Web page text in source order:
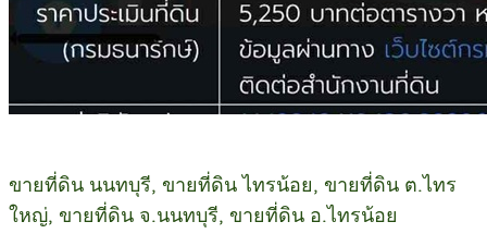
ขายที่ดิน นนทบุรี, ขายที่ดิน ไทรน้อย, ขายที่ดิน ต.ไทร
ใหญ่, ขายที่ดิน จ.นนทบุรี, ขายที่ดิน อ.ไทรน้อย